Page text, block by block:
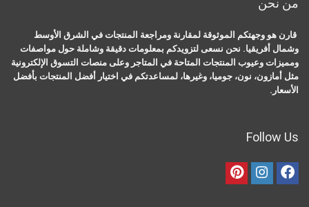
من نحن
قارن هو وجهتكم الموثوقة لمقارنة ومراجعة المنتجات في الشرق الأوسط
وشمال أفريقيا. نحن نسعى لتزويدكم بمعلومات دقيقة وشاملة حول مواصفات
ومميزات وعيوب المنتجات المتاحة في المتاجر وعلى منصات التسوق الإلكترونية
مثل أمازون، نون، جوميا، وغيرها، لمساعدتكم في اختيار أفضل المنتجات بأفضل
الأسعار.
Follow Us